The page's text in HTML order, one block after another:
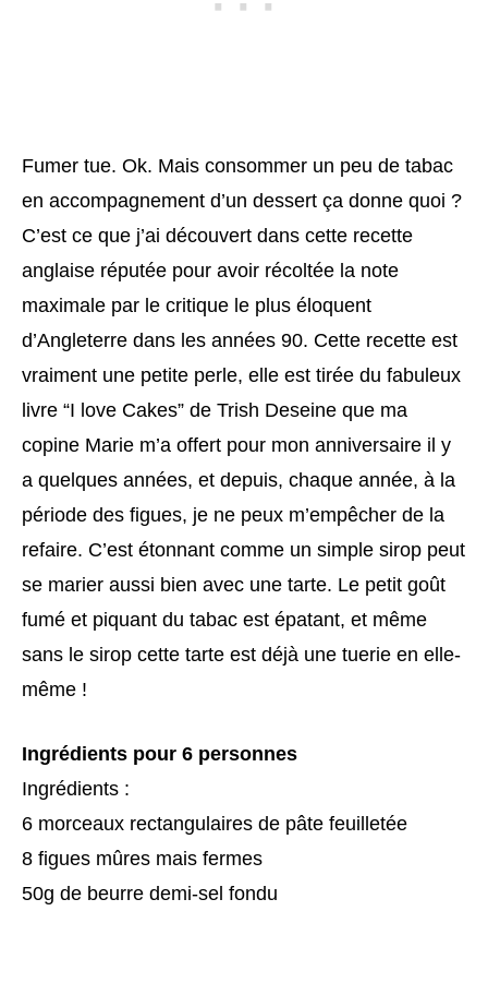
Fumer tue. Ok. Mais consommer un peu de tabac
en accompagnement d’un dessert ça donne quoi ?
C’est ce que j’ai découvert dans cette recette
anglaise réputée pour avoir récoltée la note
maximale par le critique le plus éloquent
d’Angleterre dans les années 90. Cette recette est
vraiment une petite perle, elle est tirée du fabuleux
livre “I love Cakes” de Trish Deseine que ma
copine Marie m’a offert pour mon anniversaire il y
a quelques années, et depuis, chaque année, à la
période des figues, je ne peux m’empêcher de la
refaire. C’est étonnant comme un simple sirop peut
se marier aussi bien avec une tarte. Le petit goût
fumé et piquant du tabac est épatant, et même
sans le sirop cette tarte est déjà une tuerie en elle-
même !
Ingrédients pour 6 personnes
Ingrédients :
6 morceaux rectangulaires de pâte feuilletée
8 figues mûres mais fermes
50g de beurre demi-sel fondu